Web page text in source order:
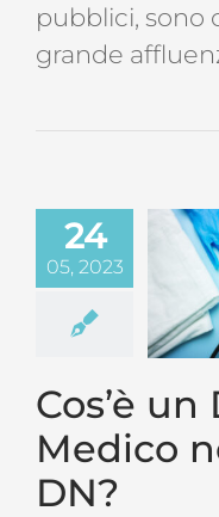
pubblici, sono
grande
24
05, 2023
Cos’è
Medico
DN?